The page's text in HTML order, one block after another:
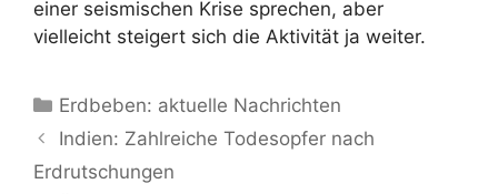
einer seismischen Krise sprechen, aber
vielleicht steigert sich die Aktivität ja weiter.
Kategorien
Erdbeben: aktuelle Nachrichten
Indien: Zahlreiche Todesopfer nach
Erdrutschungen